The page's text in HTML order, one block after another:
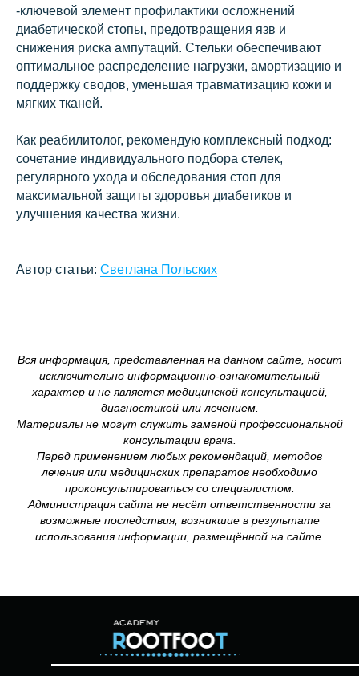
-ключевой элемент профилактики осложнений
диабетической стопы, предотвращения язв и
снижения риска ампутаций. Стельки обеспечивают
оптимальное распределение нагрузки, амортизацию и
поддержку сводов, уменьшая травматизацию кожи и
мягких тканей.
Как реабилитолог, рекомендую комплексный подход:
сочетание индивидуального подбора стелек,
регулярного ухода и обследования стоп для
максимальной защиты здоровья диабетиков и
улучшения качества жизни.
Автор статьи: Светлана Польских
Вся информация, представленная на данном сайте, носит
исключительно информационно-ознакомительный
характер и не является медицинской консультацией,
диагностикой или лечением.
Материалы не могут служить заменой профессиональной
консультации врача.
Перед применением любых рекомендаций, методов
лечения или медицинских препаратов необходимо
проконсультироваться со специалистом.
Администрация сайта не несёт ответственности за
возможные последствия, возникшие в результате
использования информации, размещённой на сайте.